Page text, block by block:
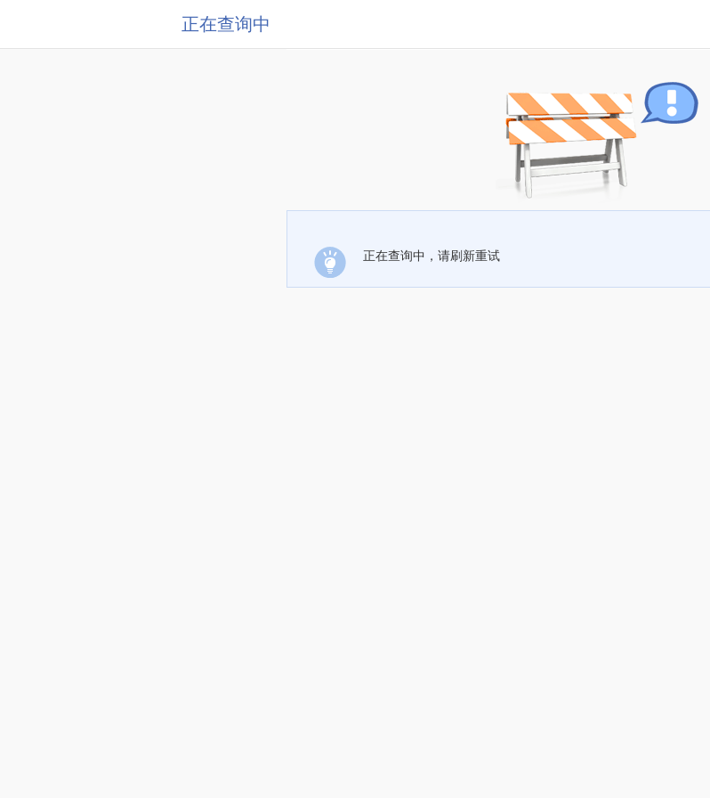
正在查询中
正在查询中，请刷新重试